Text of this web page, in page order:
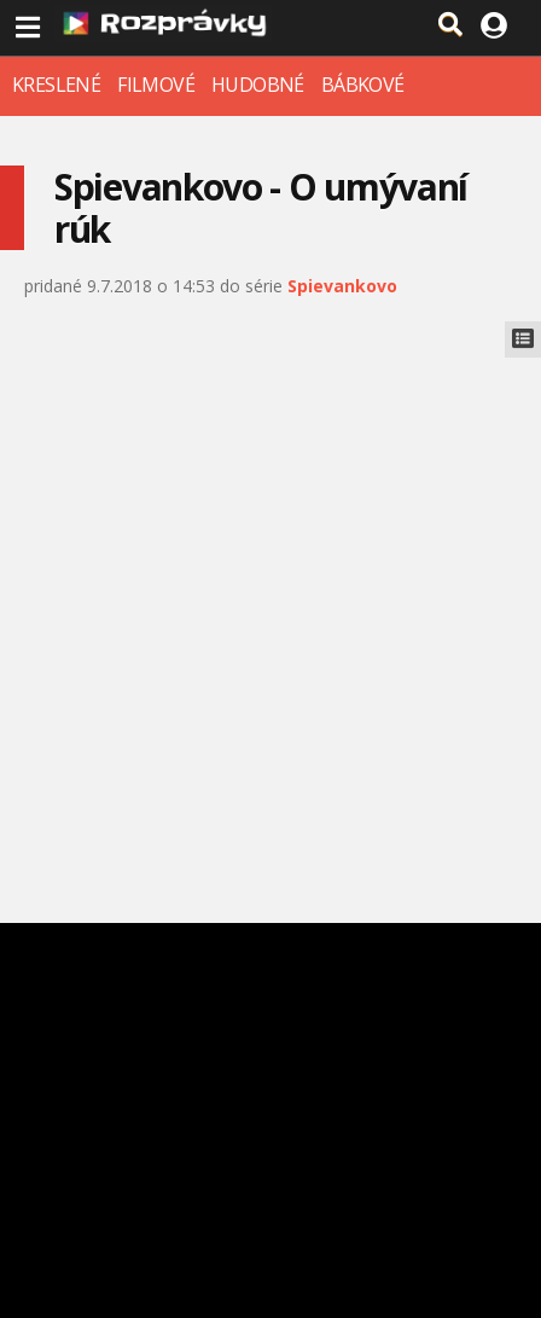
KRESLENÉ FILMOVÉ HUDOBNÉ BÁBKOVÉ
Spievankovo - O umývaní
rúk
pridané 9.7.2018 o 14:53 do série Spievankovo